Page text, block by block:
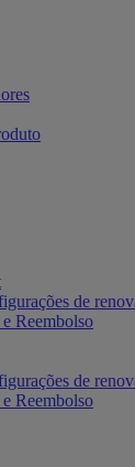
de
Reembolso
de
Reembolso